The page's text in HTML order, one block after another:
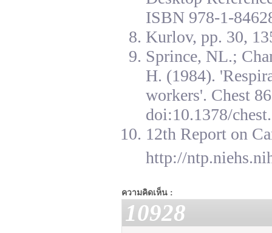
ISBN 978-1-
Kurlov, pp. 30,
Sprince, NL.;
H. (1984).
workers'. Chest
doi:10.1378/
12th Report on
http://
ความคิดเห็น :
10928